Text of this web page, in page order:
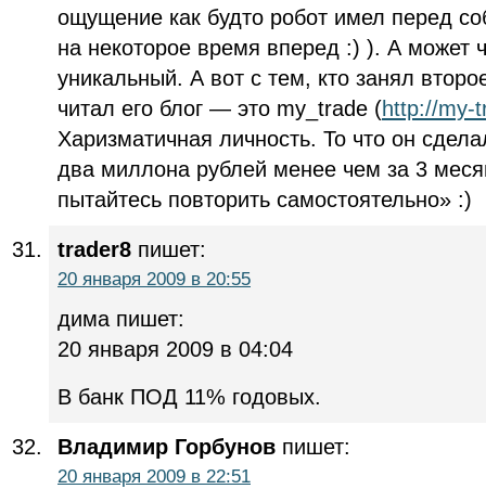
ощущение как будто робот имел перед
на некоторое время вперед :) ). А может
уникальный. А вот с тем, кто занял
читал его блог — это my_trade (http://my-
Харизматичная личность. То что он
два миллона рублей менее чем за 3
пытайтесь повторить самостоятельно» :)
trader8 пишет:
20 января 2009 в 20:55
дима пишет:
20 января 2009 в 04:04
В банк ПОД 11% годовых.
Владимир Горбунов пишет:
20 января 2009 в 22:51